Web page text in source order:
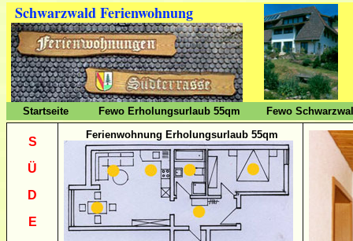
Schwarzwald Ferienwohnung
Startseite Fewo Erholungsurlaub 55qm Fewo
S
Ü
D
E
Ferienwohnung Erholungsurlaub 55qm